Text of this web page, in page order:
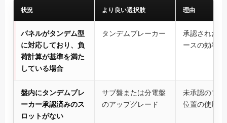
状況 より良い選択肢 理由
パネルがタンデム型
に対応しており、負
荷計算が基準を満た
している場合
タンデムブレーカー
承認された
ースの効率
盤内にタンデムブレ
ーカー承認済みのス
ロットがない
サブ盤または分電盤
のアップグレード
未承認のブ
位置の使用